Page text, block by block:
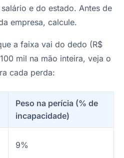
e do estado. Antes de
empresa, calcule.
a faixa vai do dedo (R$
mil na mão inteira, veja o
cada perda:
Peso na perícia (% de
incapacidade)
9%